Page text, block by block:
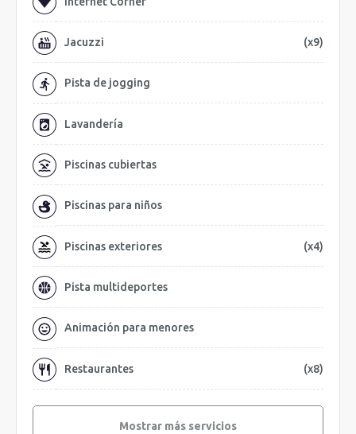
Jacuzzi (x9)
Pista de jogging
Lavandería
Piscinas cubiertas
Piscinas para niños
Piscinas exteriores (x4)
Pista multideportes
Animación para menores
Restaurantes (x8)
Mostrar más servicios